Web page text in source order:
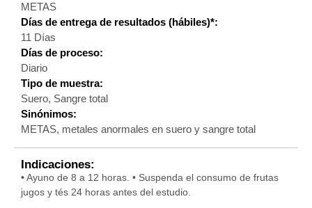
METAS
Días de entrega de resultados (hábiles)*:
11 Días
Días de proceso:
Diario
Tipo de muestra:
Suero, Sangre total
Sinónimos:
METAS, metales anormales en suero y sangre total
Indicaciones:
• Ayuno de 8 a 12 horas. • Suspenda el consumo de frutas
jugos y tés 24 horas antes del estudio.